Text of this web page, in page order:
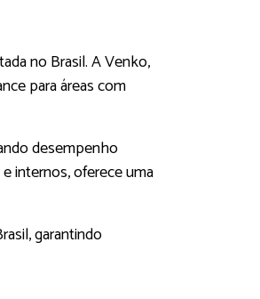
no Brasil. A Venko,
para áreas com
desempenho
internos, oferece uma
garantindo